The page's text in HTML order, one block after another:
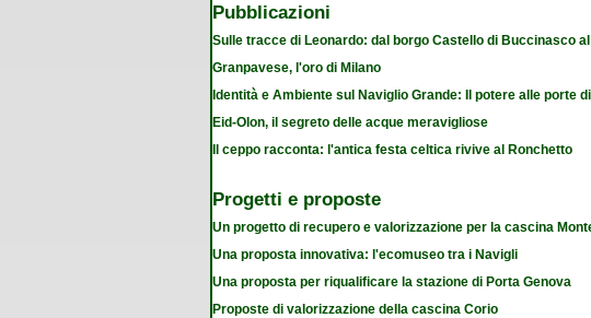
Pubblicazioni
Sulle tracce di Leonardo: dal borgo Castello di Buccinasco
Granpavese, l'oro di Milano
Identità e Ambiente sul Naviglio Grande: Il potere alle porte
Eid-Olon, il segreto delle acque meravigliose
Il ceppo racconta: l'antica festa celtica rivive al Ronchetto
Progetti e proposte
Un progetto di recupero e valorizzazione per la cascina
Una proposta innovativa: l'ecomuseo tra i Navigli
Una proposta per riqualificare la stazione di Porta Genova
Proposte di valorizzazione della cascina Corio